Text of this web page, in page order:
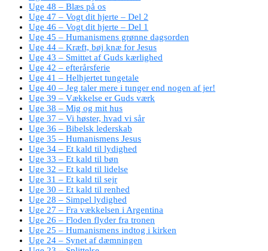
Uge 48 – Blæs på os
Uge 47 – Vogt dit hjerte – Del 2
Uge 46 – Vogt dit hjerte – Del 1
Uge 45 – Humanismens grønne dagsorden
Uge 44 – Kræft, bøj knæ for Jesus
Uge 43 – Smittet af Guds kærlighed
Uge 42 – efterårsferie
Uge 41 – Helhjertet tungetale
Uge 40 – Jeg taler mere i tunger end nogen af jer!
Uge 39 – Vækkelse er Guds værk
Uge 38 – Mig og mit hus
Uge 37 – Vi høster, hvad vi sår
Uge 36 – Bibelsk lederskab
Uge 35 – Humanismens Jesus
Uge 34 – Et kald til lydighed
Uge 33 – Et kald til bøn
Uge 32 – Et kald til lidelse
Uge 31 – Et kald til sejr
Uge 30 – Et kald til renhed
Uge 28 – Simpel lydighed
Uge 27 – Fra vækkelsen i Argentina
Uge 26 – Floden flyder fra tronen
Uge 25 – Humanismens indtog i kirken
Uge 24 – Synet af dæmningen